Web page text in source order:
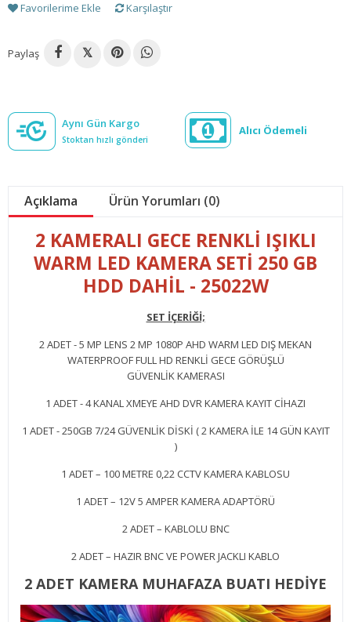
Favorilerime Ekle Karşılaştır
Paylaş 𝕏
Aynı Gün Kargo
Stoktan hızlı gönderi
Alıcı Ödemeli
Açıklama Ürün Yorumları (0)
2 KAMERALI GECE RENKLİ IŞIKLI
WARM LED KAMERA SETİ 250 GB
HDD DAHİL - 25022W
SET İÇERİĞİ;
2 ADET - 5 MP LENS 2 MP 1080P AHD WARM LED DIŞ MEKAN
WATERPROOF FULL HD RENKLİ GECE GÖRÜŞLÜ
GÜVENLİK KAMERASI
1 ADET - 4 KANAL XMEYE AHD DVR KAMERA KAYIT CİHAZI
1 ADET - 250GB 7/24 GÜVENLİK DİSKİ ( 2 KAMERA İLE 14 GÜN KAYIT
)
1 ADET – 100 METRE 0,22 CCTV KAMERA KABLOSU
1 ADET – 12V 5 AMPER KAMERA ADAPTÖRÜ
2 ADET – KABLOLU BNC
2 ADET – HAZIR BNC VE POWER JACKLI KABLO
2 ADET KAMERA MUHAFAZA BUATI HEDİYE